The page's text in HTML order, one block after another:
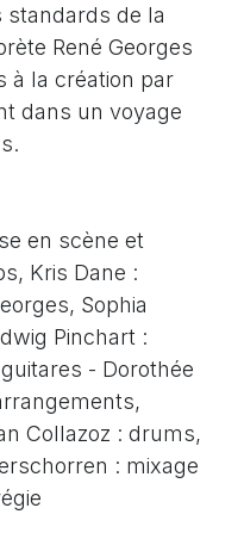
de la
René Georges
à la création par
dans un voyage
en scène et
Kris Dane :
Sophia
Pinchart :
- Dorothée
Collazoz : drums,
: mixage